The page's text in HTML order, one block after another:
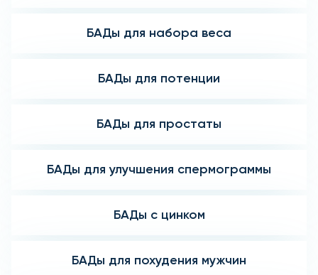
БАДы для набора веса
БАДы для потенции
БАДы для простаты
БАДы для улучшения спермограммы
БАДы с цинком
БАДы для похудения мужчин